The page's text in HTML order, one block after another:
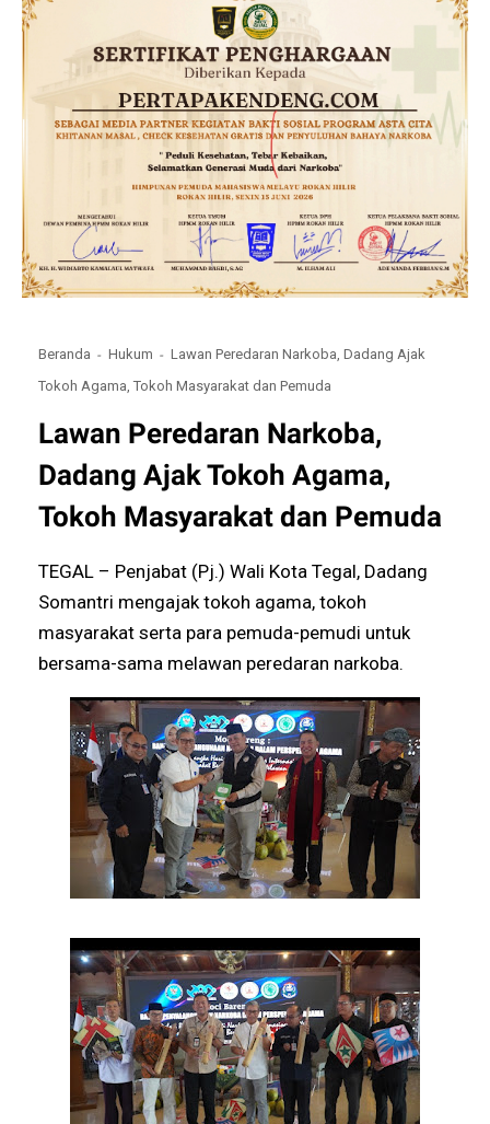
Beranda Hukum
Lawan Peredaran Narkoba, Dadang Ajak
Tokoh Agama, Tokoh Masyarakat dan Pemuda
Lawan Peredaran Narkoba,
Dadang Ajak Tokoh Agama,
Tokoh Masyarakat dan Pemuda
TEGAL – Penjabat (Pj.) Wali Kota Tegal, Dadang
Somantri mengajak tokoh agama, tokoh
masyarakat serta para pemuda-pemudi untuk
bersama-sama melawan peredaran narkoba.